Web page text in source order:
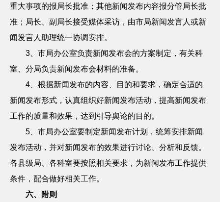
重大事项的报局长批准；其他新闻发布内容报分管局长批
准；局长、副局长接受媒体采访，由市局新闻发言人或新
闻发言人助理统一协调安排。
3 、市局办公室负责新闻发布会的方案制定，有关科
室、分局负责新闻发布会材料的准备。
4 、根据新闻发布的内容、目的和要求，确定合适的
新闻发布形式，认真组织好新闻发布活动，提高新闻发布
工作的质量和效果，达到引导舆论的目的。
5 、市局办公室要制定新闻发布计划，统筹安排新闻
发布活动，并对新闻发布的效果进行讨论、分析和反馈。
各县级局、各科室要按照相关要求，为新闻发布工作提供
条件，配合做好相关工作。
六、附则